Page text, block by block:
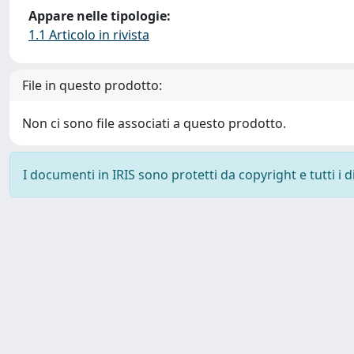
Appare nelle tipologie:
1.1 Articolo in rivista
File in questo prodotto:
Non ci sono file associati a questo prodotto.
I documenti in IRIS sono protetti da copyright e tutti i